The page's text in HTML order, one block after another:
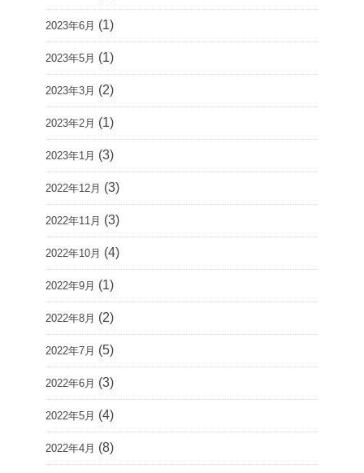
2023年6月 (1)
2023年5月 (1)
2023年3月 (2)
2023年2月 (1)
2023年1月 (3)
2022年12月 (3)
2022年11月 (3)
2022年10月 (4)
2022年9月 (1)
2022年8月 (2)
2022年7月 (5)
2022年6月 (3)
2022年5月 (4)
2022年4月 (8)